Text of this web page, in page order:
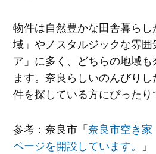
物件は自然豊かな田舎暮ら
域」やノスタルジックな雰囲
ア」に多く、どちらの地域も
ます。奈良らしいのんびり
件を探している方にぴったり
参考：奈良市「奈良市空き
ページを開設しています。
」